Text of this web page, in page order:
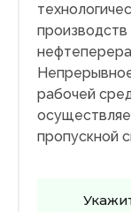
производств
рабочей
пропускной